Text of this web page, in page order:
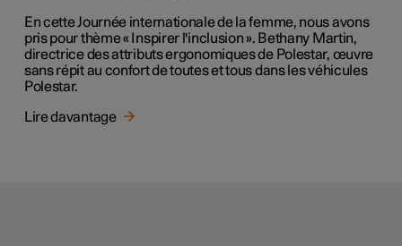
En cette Journée internationale de la femme, nous avons
pris pour thème « Inspirer l'inclusion ». Bethany Martin,
directrice des attributs ergonomiques de Polestar, œuvre
sans répit au confort de toutes et tous dans les véhicules
Polestar.
Lire davantage